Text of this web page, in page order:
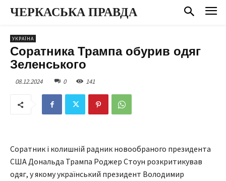
ЧЕРКАСЬКА ПРАВДА
УКРАЇНА
Соратника Трампа обурив одяг
Зеленського
08.12.2024 0 141
Соратник і колишній радник новообраного президента
США Дональда Трампа Роджер Стоун розкритикував
одяг, у якому український президент Володимир